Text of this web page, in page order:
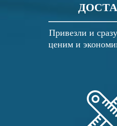
Привезли и
ценим и